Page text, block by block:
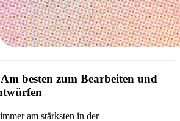
besten zum Bearbeiten und
am stärksten in der